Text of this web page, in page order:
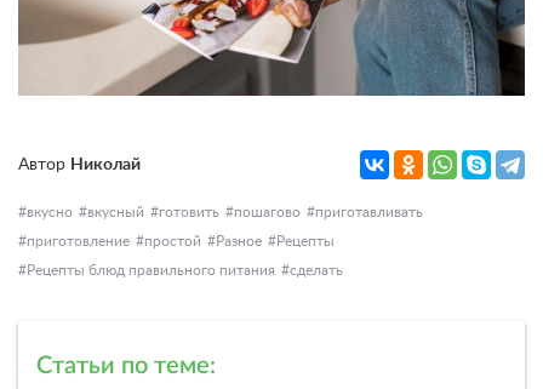
Автор Николай
вкусно вкусный готовить пошагово
приготавливать
приготовление
простой Разное
Рецепты
Рецепты блюд правильного питания
сделать
Статьи по теме: